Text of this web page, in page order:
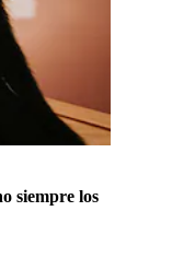
siempre los